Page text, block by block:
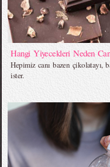
Hangi Yiyecekleri Neden
Hepimiz canı bazen çikolatayı,
ister.